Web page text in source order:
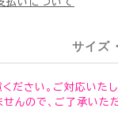
サイズ
ださい。ご対応いたし
んので、ご了承いた